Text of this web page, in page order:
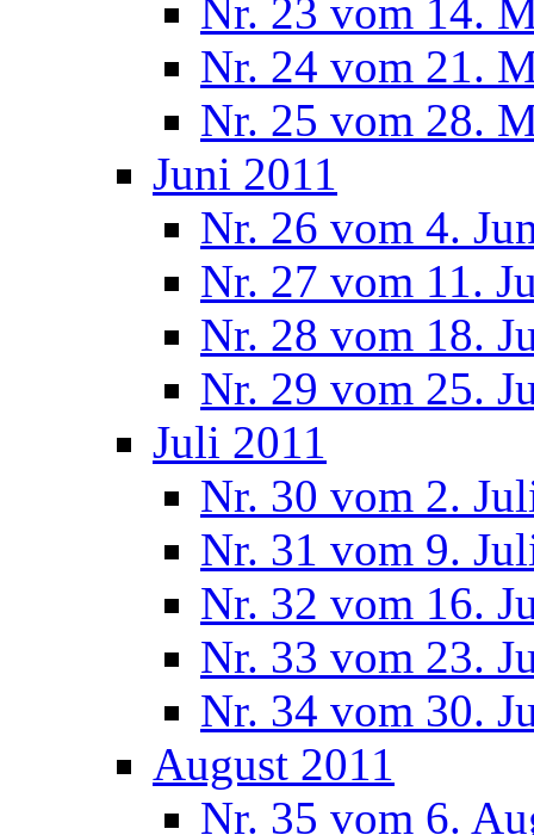
Nr. 23 vom 14.
Nr. 24 vom 21.
Nr. 25 vom 28.
Juni 2011
Nr. 26 vom 4.
Nr. 27 vom 11.
Nr. 28 vom 18.
Nr. 29 vom 25.
Juli 2011
Nr. 30 vom 2.
Nr. 31 vom 9.
Nr. 32 vom 16.
Nr. 33 vom 23.
Nr. 34 vom 30.
August 2011
Nr. 35 vom 6.